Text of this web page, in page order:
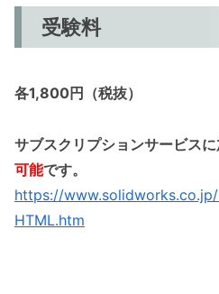
受験料
各1,800円（税抜）
サブスクリプションサービス
可能です。
https://www.solidworks.co.jp/
HTML.htm